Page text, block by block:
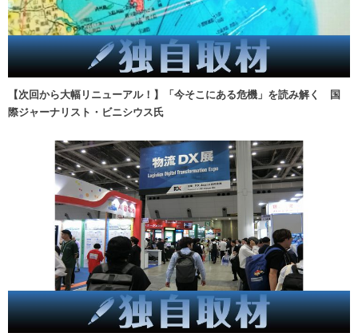
【次回から大幅リニューアル！】「今そこにある危機」を読み解く 国
際ジャーナリスト・ビニシウス氏